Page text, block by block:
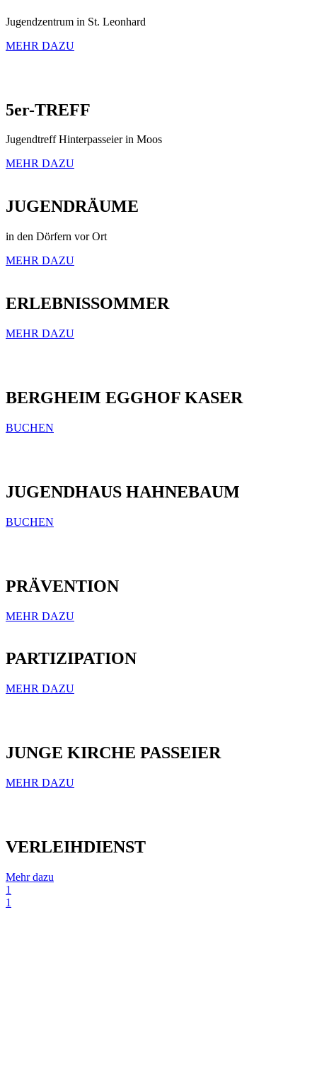
Jugendzentrum in St. Leonhard
MEHR DAZU
5er-TREFF
Jugendtreff Hinterpasseier in Moos
MEHR DAZU
JUGENDRÄUME
in den Dörfern vor Ort
MEHR DAZU
ERLEBNISSOMMER
MEHR DAZU
BERGHEIM EGGHOF KASER
BUCHEN
JUGENDHAUS HAHNEBAUM
BUCHEN
PRÄVENTION
MEHR DAZU
PARTIZIPATION
MEHR DAZU
JUNGE KIRCHE PASSEIER
MEHR DAZU
VERLEIHDIENST
Mehr dazu
1
1